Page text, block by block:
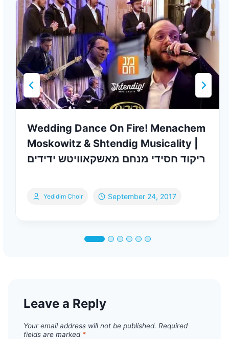
Wedding Dance On Fire! Menachem
Moskowitz & Shtendig Musicality |
ריקוד חסידי מנחם מאשקאוויטש ידידים
Yedidim Choir September 24, 2017
Leave a Reply
Your email address will not be published. Required
fields are marked *